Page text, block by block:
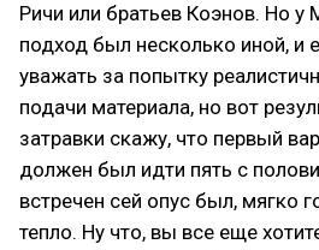
Ричи или братьев Коэнов. Но у
подход был несколько иной, и
уважать за попытку
подачи материала, но вот
затравки скажу, что первый
должен был идти пять с
встречен сей опус был, мягко
тепло. Ну что, вы все еще